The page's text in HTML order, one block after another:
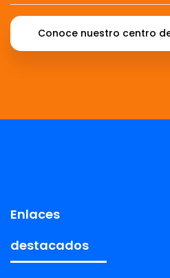
Conoce nuestro centro
Enlaces
destacados